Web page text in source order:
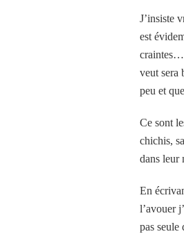
J’insiste
est
craintes…
veut sera
peu et
Ce sont
chichis,
dans leur
En
l’avouer
pas